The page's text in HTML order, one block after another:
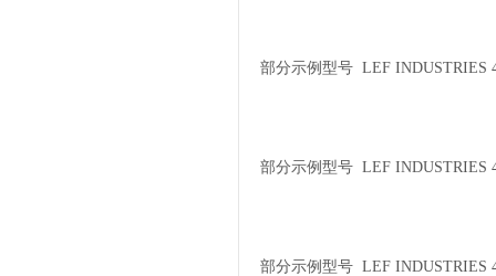
部分示例型号 LEF INDUSTRIES
部分示例型号 LEF INDUSTRIES
部分示例型号 LEF INDUSTRIES